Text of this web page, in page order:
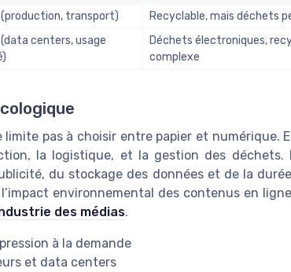
(production, transport) Recyclable, mais déchets
(data centers, usage
Déchets électroniques,
complexe
pas à choisir entre papier et numérique.
la logistique, et la gestion des déchets.
du stockage des données et de la
environnemental des contenus en
des médias.
à la demande
et data centers